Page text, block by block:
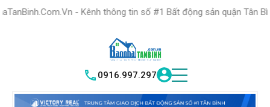
- Kênh thông tin số #1 Bất động sản quận Tân Bình "Nơi
0916.997.297
HỆ THỐNG TRUNG
TÂM GIAO DỊCH BĐS TỐT NHẤT QUẬN
TÂN BÌNHVICTORY REAL TÌM HIỂU NGAY|